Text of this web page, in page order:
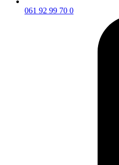
061 92 99 70 0